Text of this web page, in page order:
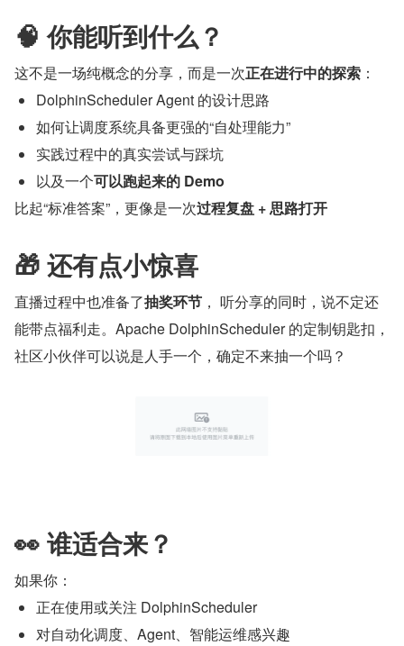
🧠 你能听到什么？
这不是一场纯概念的分享，而是一次正在进行中的探索 ：
DolphinScheduler Agent 的设计思路
如何让调度系统具备更强的“自处理能力”
实践过程中的真实尝试与踩坑
以及一个可以跑起来的 Demo
比起“标准答案”，更像是一次过程复盘 + 思路打开
🎁 还有点小惊喜
直播过程中也准备了抽奖环节 ， 听分享的同时，说不定还
能带点福利走。Apache DolphinScheduler 的定制钥匙扣，
社区小伙伴可以说是人手一个，确定不来抽一个吗？
👀 谁适合来？
如果你：
正在使用或关注 DolphinScheduler
对自动化调度、Agent、智能运维感兴趣